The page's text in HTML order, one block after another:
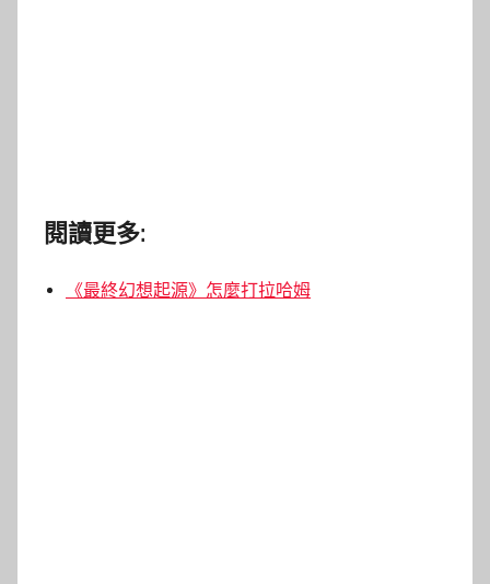
閱讀更多:
《最終幻想起源》怎麼打拉哈姆